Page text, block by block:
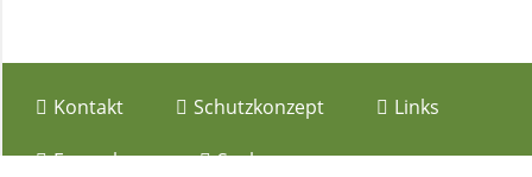
und
Kreise
Navigation
überspringen
Kontakt Schutzkonzept Links
Formulare Suche